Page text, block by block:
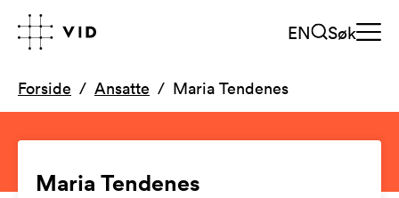
EN Søk
Forside Ansatte Maria Tendenes
Maria Tendenes